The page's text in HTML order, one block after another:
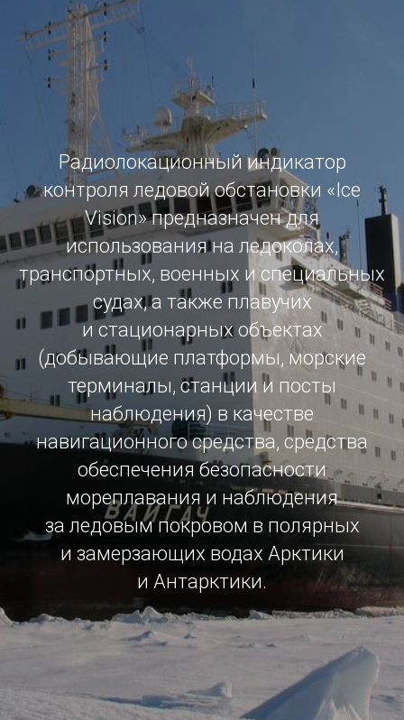
Радиолокационный индикатор
контроля ледовой обстановки «Ice
Vision» предназначен для
использования на ледоколах,
транспортных, военных и специальных
судах, а также плавучих
и стационарных объектах
(добывающие платформы, морские
терминалы, станции и посты
наблюдения) в качестве
навигационного средства, средства
обеспечения безопасности
мореплавания и наблюдения
за ледовым покровом в полярных
и замерзающих водах Арктики
и Антарктики.